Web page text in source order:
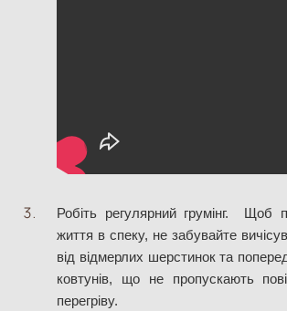
Робіть регулярний грумінг.  Щоб
життя в спеку, не забувайте
від відмерлих шерстинок та
ковтунів, що не пропускають